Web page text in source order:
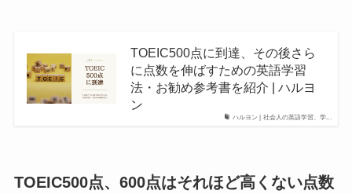
ハルヨン | 社会人の英語学習、学...
TOEIC500点に到達、その後さら
に点数を伸ばすための英語学習
法・お勧め参考書を紹介 | ハルヨ
ン
TOEIC500点、600点はそれほど高くない点数